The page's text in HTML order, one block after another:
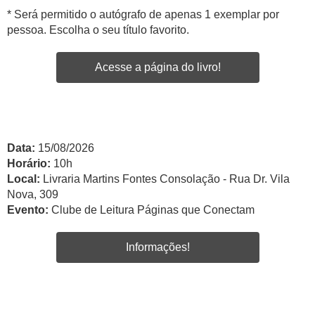
* Será permitido o autógrafo de apenas 1 exemplar por
pessoa. Escolha o seu título favorito.
Acesse a página do livro!
Data: 15/08/2026
Horário: 10h
Local: Livraria Martins Fontes Consolação - Rua Dr. Vila
Nova, 309
Evento: Clube de Leitura Páginas que Conectam
Informações!